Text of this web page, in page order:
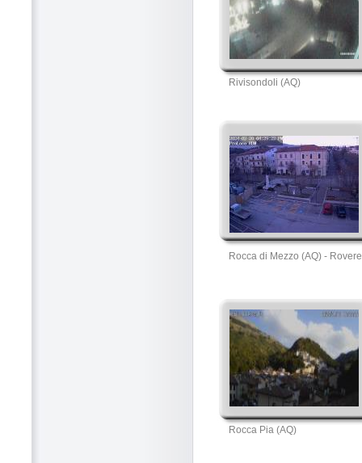
Rivisondoli (AQ)
Rocca di Mezzo (AQ) - Rovere
Rocca Pia (AQ)